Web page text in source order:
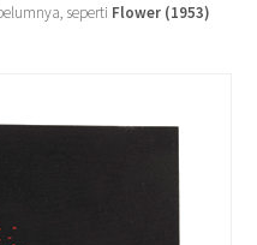
seperti Flower (1953)